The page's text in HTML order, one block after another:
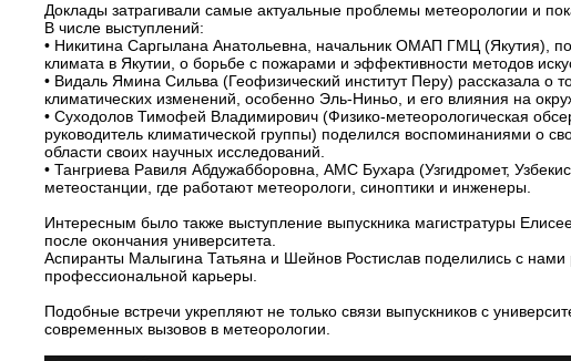
Доклады затрагивали самые актуальные проблемы метеорологии и
В числе выступлений:
• Никитина Саргылана Анатольевна, начальник ОМАП ГМЦ (Якутия),
климата в Якутии, о борьбе с пожарами и эффективности методов
• Видаль Ямина Сильва (Геофизический институт Перу) рассказала о
климатических изменений, особенно Эль-Ниньо, и его влияния на
• Суходолов Тимофей Владимирович (Физико-метеорологическая
руководитель климатической группы) поделился воспоминаниями о
области своих научных исследований.
• Тангриева Равиля Абдужабборовна, АМС Бухара (Узгидромет,
метеостанции, где работают метеорологи, синоптики и инженеры.
Интересным было также выступление выпускника магистратуры
после окончания университета.
Аспиранты Малыгина Татьяна и Шейнов Ростислав поделились с
профессиональной карьеры.
Подобные встречи укрепляют не только связи выпускников с
современных вызовов в метеорологии.